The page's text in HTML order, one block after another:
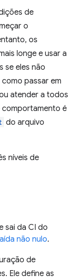
de
o
os
longe e usar a
se eles não
passar em
atender a todos
comportamento é
do arquivo
níveis de
sai da CI do
não nulo.
de
Ele define as